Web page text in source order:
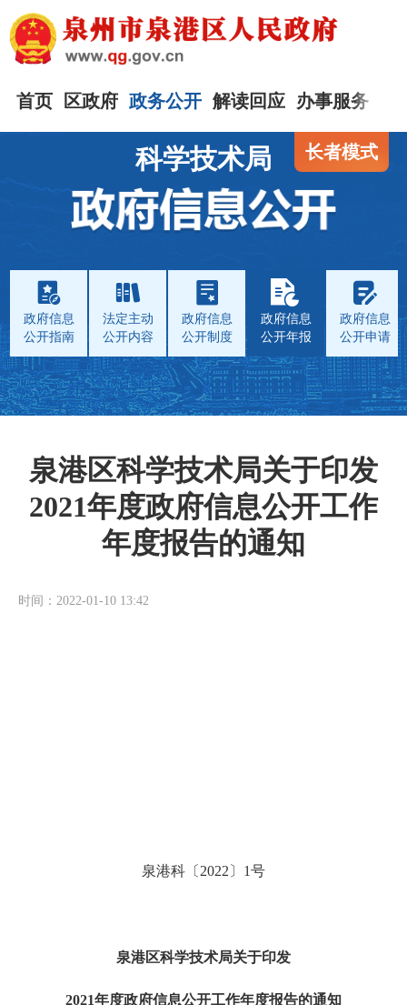
首页 区政府 政务公开 解读回应 办事服务
长者模式
科学技术局
政府信息
公开指南
法定主动
公开内容
政府信息
公开制度
政府信息
公开年报
政府信息
公开申请
泉港区科学技术局关于印发
2021年度政府信息公开工作
年度报告的通知
时间：2022-01-10 13:42
泉港科〔 2022 〕 1号
泉港区科学技术局关于印发
2021年度政府信息公开工作年度报告的通知